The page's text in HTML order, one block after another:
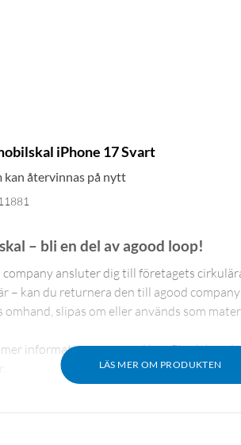
iPhone 17 Svart
återvinnas på nytt
LÄS MER OM PRODUKTEN
– bli en del av agood loop!
ansluter dig till företagets
– kan du returnera den till agood
slipas om eller används som
mer information om agood loop™ och hur